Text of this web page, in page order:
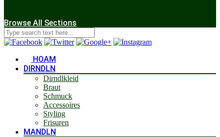
Browse All Sections
HOAM
DIRNDLN
Dirndlkleid
Braut
Schmuck
Accessoires
Styling
Frisuren
MANDLN